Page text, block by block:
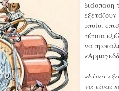
διάσπαση
εξετάζουν
οποίοι
τέτοια
να
«Είναι
να είναι